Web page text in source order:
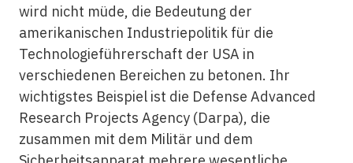
wird nicht müde, die Bedeutung der
amerikanischen Industriepolitik für die
Technologieführerschaft der USA in
verschiedenen Bereichen zu betonen. Ihr
wichtigstes Beispiel ist die Defense Advanced
Research Projects Agency (Darpa), die
zusammen mit dem Militär und dem